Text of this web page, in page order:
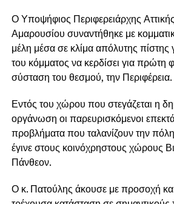
Ο Υποψήφιος Περιφερειάρχης
Αμαρουσίου συναντήθηκε με
μέλη μέσα σε κλίμα απόλυτης πίστης
του κόμματος να κερδίσει για πρώτη
σύσταση του θεσμού, την Περιφέρεια.
Εντός του χώρου που στεγάζεται η
οργάνωση οι παρευρισκόμενοι
προβλήματα που ταλανίζουν την
έγινε στους κοινόχρηστους χώρους
Πάνθεον.
Ο κ. Πατούλης άκουσε με προσοχή